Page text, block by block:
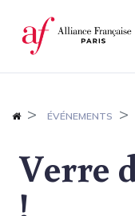
Panneau de
ÉVÉNEMENTS
Verre
!